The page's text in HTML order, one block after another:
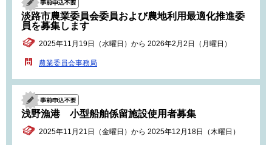
淡路市農業委員会委員および農地利用最適化推進委
員を募集します
2025年11月19日（水曜日）から 2026年2月2日（月曜日）
農業委員会事務局
浅野漁港 小型船舶係留施設使用者募集
2025年11月21日（金曜日）から 2025年12月18日（木曜日）